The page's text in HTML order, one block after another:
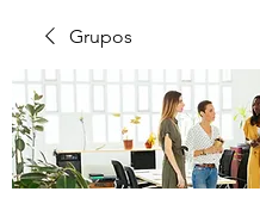
Grupos